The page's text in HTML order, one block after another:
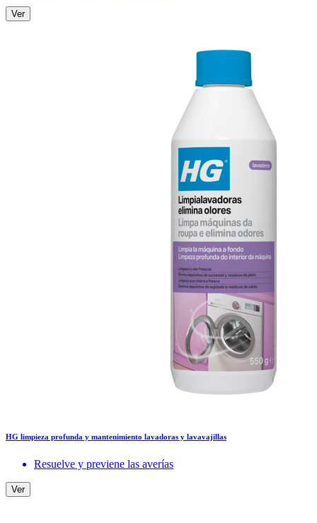
Ver
HG limpieza profunda y mantenimiento lavadoras y lavavajillas
Resuelve y previene las averías
Ver